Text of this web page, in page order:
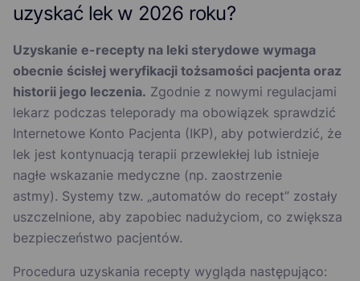
uzyskać lek w 2026 roku?
Uzyskanie e-recepty na leki sterydowe wymaga
obecnie ścisłej weryfikacji tożsamości pacjenta oraz
historii jego leczenia. Zgodnie z nowymi regulacjami
lekarz podczas teleporady ma obowiązek sprawdzić
Internetowe Konto Pacjenta (IKP), aby potwierdzić, że
lek jest kontynuacją terapii przewlekłej lub istnieje
nagłe wskazanie medyczne (np. zaostrzenie
astmy). Systemy tzw. „automatów do recept” zostały
uszczelnione, aby zapobiec nadużyciom, co zwiększa
bezpieczeństwo pacjentów.
Procedura uzyskania recepty wygląda następująco: